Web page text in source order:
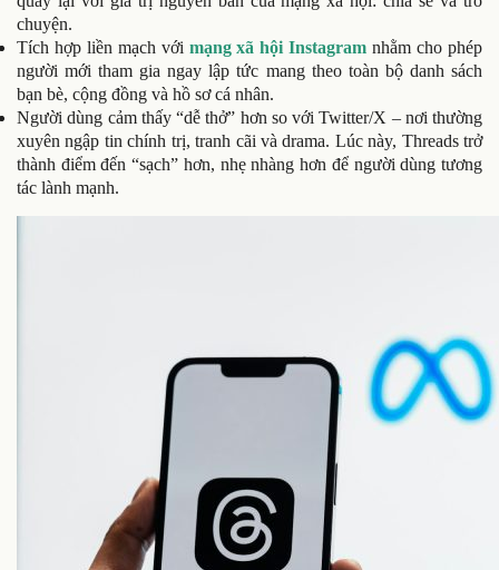
chuyện.
Tích hợp liền mạch với mạng xã hội Instagram nhằm cho phép
người mới tham gia ngay lập tức mang theo toàn bộ danh sách
bạn bè, cộng đồng và hồ sơ cá nhân.
Người dùng cảm thấy “dễ thở” hơn so với Twitter/X – nơi thường
xuyên ngập tin chính trị, tranh cãi và drama. Lúc này, Threads trở
thành điểm đến “sạch” hơn, nhẹ nhàng hơn để người dùng tương
tác lành mạnh.